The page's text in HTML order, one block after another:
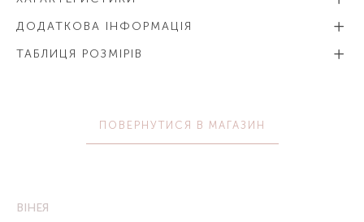
ДОДАТКОВА ІНФОРМАЦІЯ
ТАБЛИЦЯ РОЗМІРІВ
ПОВЕРНУТИСЯ В МАГАЗИН
ВІНЕЯ